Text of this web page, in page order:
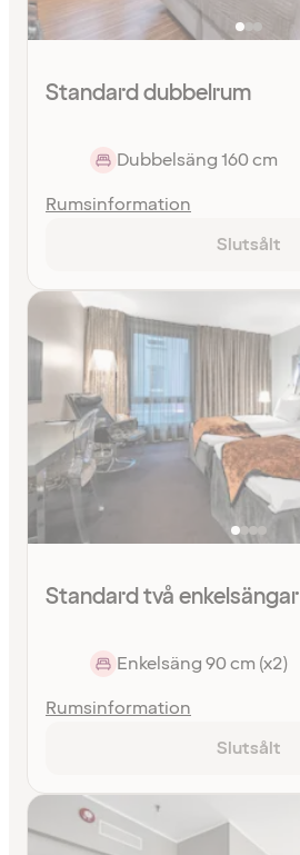
Standard dubbelrum
Dubbelsäng 160 cm
Rumsinformation
Slutsålt
Standard två enkelsängar
Enkelsäng 90 cm (x2)
Rumsinformation
Slutsålt